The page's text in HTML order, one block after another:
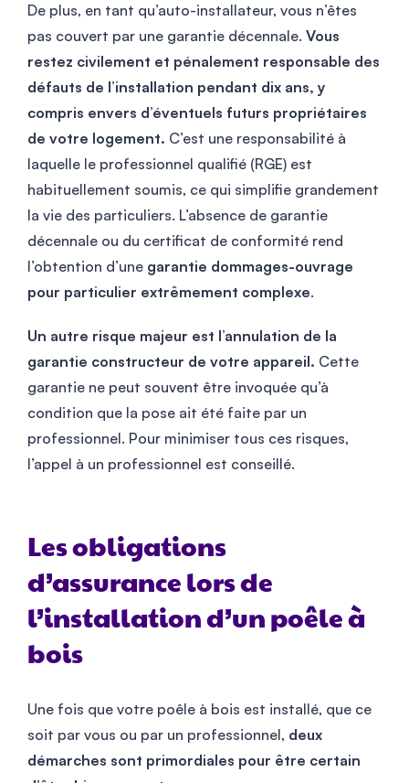
De plus, en tant qu’auto-installateur, vous n’êtes
pas couvert par une garantie décennale. Vous
restez civilement et pénalement responsable des
défauts de l’installation pendant dix ans, y
compris envers d’éventuels futurs propriétaires
de votre logement. C’est une responsabilité à
laquelle le professionnel qualifié (RGE) est
habituellement soumis, ce qui simplifie grandement
la vie des particuliers. L’absence de garantie
décennale ou du certificat de conformité rend
l’obtention d’une garantie dommages-ouvrage
pour particulier extrêmement complexe.
Un autre risque majeur est l’annulation de la
garantie constructeur de votre appareil. Cette
garantie ne peut souvent être invoquée qu’à
condition que la pose ait été faite par un
professionnel. Pour minimiser tous ces risques,
l’appel à un professionnel est conseillé.
Les obligations
d’assurance lors de
l’installation d’un poêle à
bois
Une fois que votre poêle à bois est installé, que ce
soit par vous ou par un professionnel, deux
démarches sont primordiales pour être certain